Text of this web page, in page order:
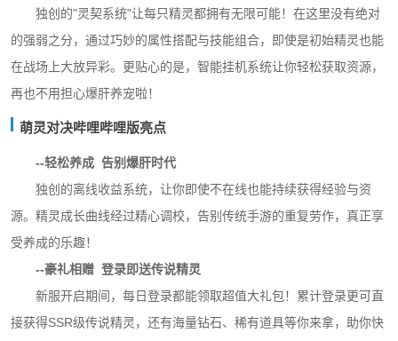
独创的"灵契系统"让每只精灵都拥有无限可能！在这里没有绝对
的强弱之分，通过巧妙的属性搭配与技能组合，即使是初始精灵也能
在战场上大放异彩。更贴心的是，智能挂机系统让你轻松获取资源，
再也不用担心爆肝养宠啦！
萌灵对决哔哩哔哩版亮点
--轻松养成 告别爆肝时代
独创的离线收益系统，让你即使不在线也能持续获得经验与资
源。精灵成长曲线经过精心调校，告别传统手游的重复劳作，真正享
受养成的乐趣！
--豪礼相赠 登录即送传说精灵
新服开启期间，每日登录都能领取超值大礼包！累计登录更可直
接获得SSR级传说精灵，还有海量钻石、稀有道具等你来拿，助你快